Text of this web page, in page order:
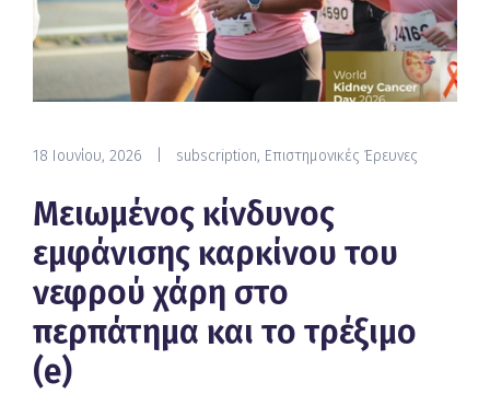
18 Ιουνίου, 2026 subscription, Επιστημονικές Έρευνες
Μειωμένος κίνδυνος
εμφάνισης καρκίνου του
νεφρού χάρη στο
περπάτημα και το τρέξιμο
(e)